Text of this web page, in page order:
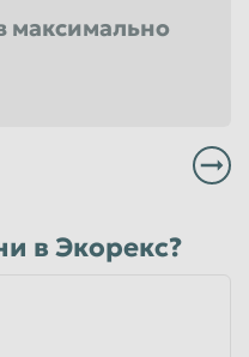
максимально
в Экорекс?